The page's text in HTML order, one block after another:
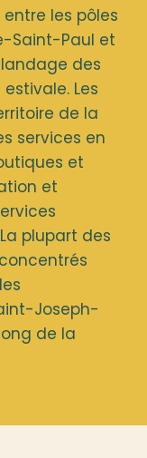
les pôles
Saint-Paul et
des
Les
de la
services en
et
et
plupart des
Joseph-
de la